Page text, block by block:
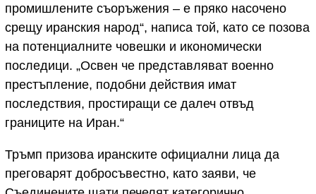
промишлените съоръжения – е пряко насочено
срещу иранския народ“, написа той, като се позова
на потенциалните човешки и икономически
последици. „Освен че представляват военно
престъпление, подобни действия имат
последствия, простиращи се далеч отвъд
границите на Иран.“
Тръмп призова иранските официални лица да
преговарят добросъвестно, като заяви, че